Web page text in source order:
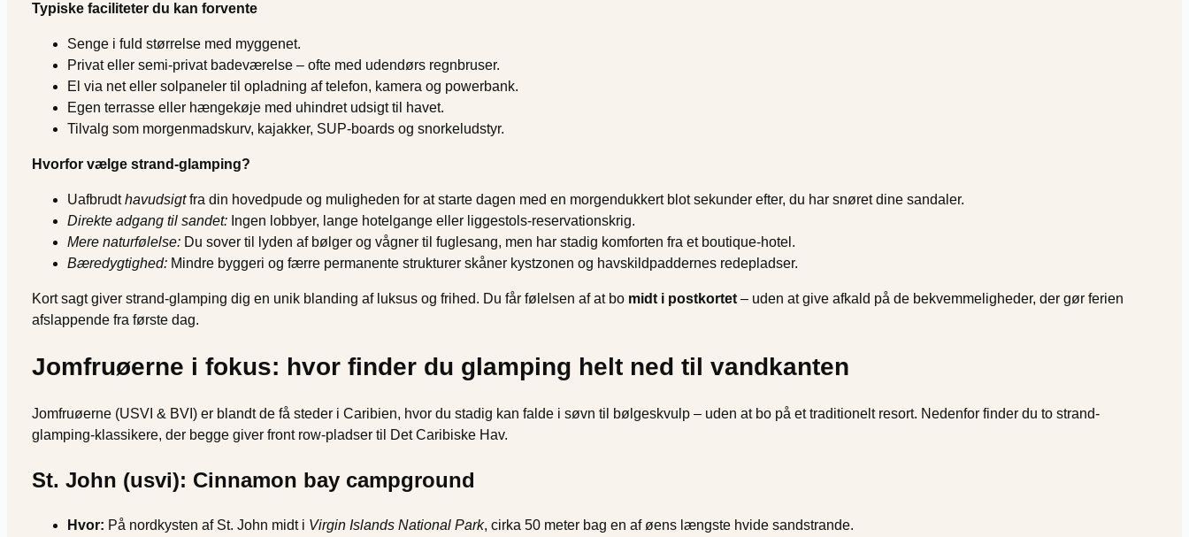
Typiske faciliteter du kan forvente
Senge i fuld størrelse med myggenet.
Privat eller semi-privat badeværelse – ofte med udendørs regnbruser.
El via net eller solpaneler til opladning af telefon, kamera og powerbank.
Egen terrasse eller hængekøje med uhindret udsigt til havet.
Tilvalg som morgenmadskurv, kajakker, SUP-boards og snorkeludstyr.
Hvorfor vælge strand-glamping?
Uafbrudthavudsigtfra din hovedpude og muligheden for at starte dagen med en morgendukkert blot sekunder efter, du har snøret dine sandaler.
Direkte adgang til sandet: Ingen lobbyer, lange hotelgange eller liggestols-reservationskrig.
Mere naturfølelse: Du sover til lyden af bølger og vågner til fuglesang, men har stadig komforten fra et boutique-hotel.
Bæredygtighed: Mindre byggeri og færre permanente strukturer skåner kystzonen og havskildpaddernes redepladser.
Kort sagt giver strand-glamping dig en unik blanding af luksus og frihed. Du får følelsen af at bo midt i postkortet – uden at give afkald på de bekvemmeligheder, der gør ferien
afslappende fra første dag.
Jomfruøerne i fokus: hvor finder du glamping helt ned til vandkanten
Jomfruøerne (USVI & BVI) er blandt de få steder i Caribien, hvor du stadig kan falde i søvn til bølgeskvulp – uden at bo på et traditionelt resort. Nedenfor finder du to strand-
glamping-klassikere, der begge giver front row-pladser til Det Caribiske Hav.
St. John (usvi): Cinnamon bay campground
Hvor: På nordkysten af St. John midt i Virgin Islands National Park, cirka 50 meter bag en af øens længste hvide sandstrande.